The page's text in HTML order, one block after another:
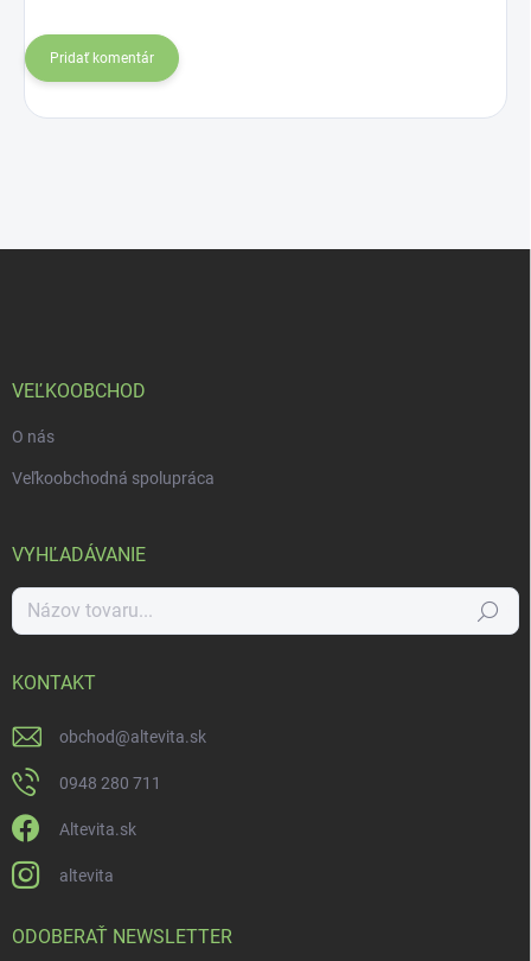
Pridať komentár
VEĽKOOBCHOD
O nás
Veľkoobchodná spolupráca
VYHĽADÁVANIE
Hľadať
KONTAKT
obchod@altevita.sk
0948 280 711
Altevita.sk
altevita
ODOBERAŤ NEWSLETTER